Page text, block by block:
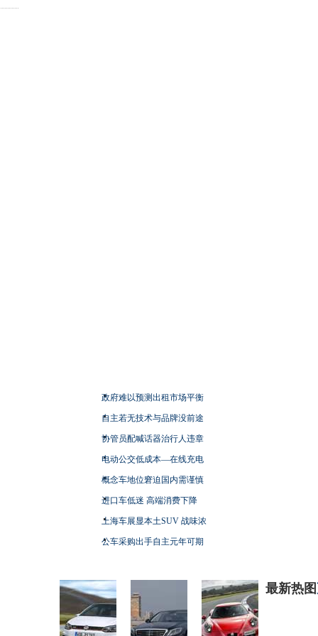
政府难以预测出租市场平衡
自主若无技术与品牌没前途
协管员配喊话器治行人违章
电动公交低成本—在线充电
概念车地位窘迫国内需谨慎
进口车低迷 高端消费下降
上海车展显本土SUV 战味浓
公车采购出手自主元年可期
最新热图